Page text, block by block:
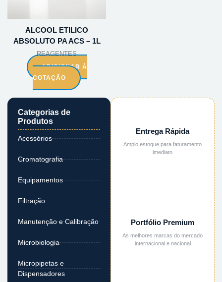
Categorias de
Produtos
Acessórios
Cromatografia
Equipamentos
Filtração
Manutenção e Calibração
Microbiologia
Micropipetas e
Dispensadores
Entrega Rápida
Amplo estoque para faturamento
imediato
Portfólio Premium
As melhores marcas do mercado
internacional e nacional
ALCOOL ETILICO
ABSOLUTO PA ACS – 1L
REAGENTES
ADICIONAR À
COTAÇÃO